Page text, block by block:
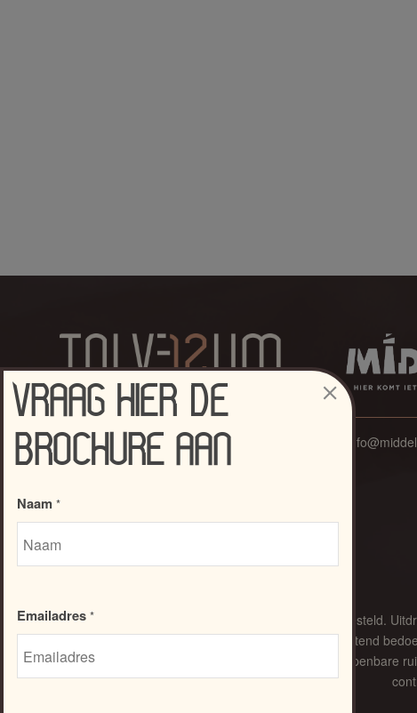
Deze website is met grote zorg samengesteld.
perspectiefafbeeldingen en plattegronden zijn uitsluitend
voor de situatietekeningen en de inrichting van de openbare
VRAAG HIER DE
BROCHURE AAN
Naam *
Emailadres *